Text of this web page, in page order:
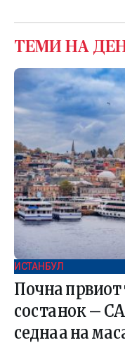
ТЕМИ НА
ИСТАНБУЛ
Почна
состанок –
седнаа на